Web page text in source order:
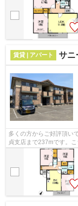
賃貸 | アパート サニ
多くの方からご好評頂い
貞支店まで237mです。
パートでイチオシの物件